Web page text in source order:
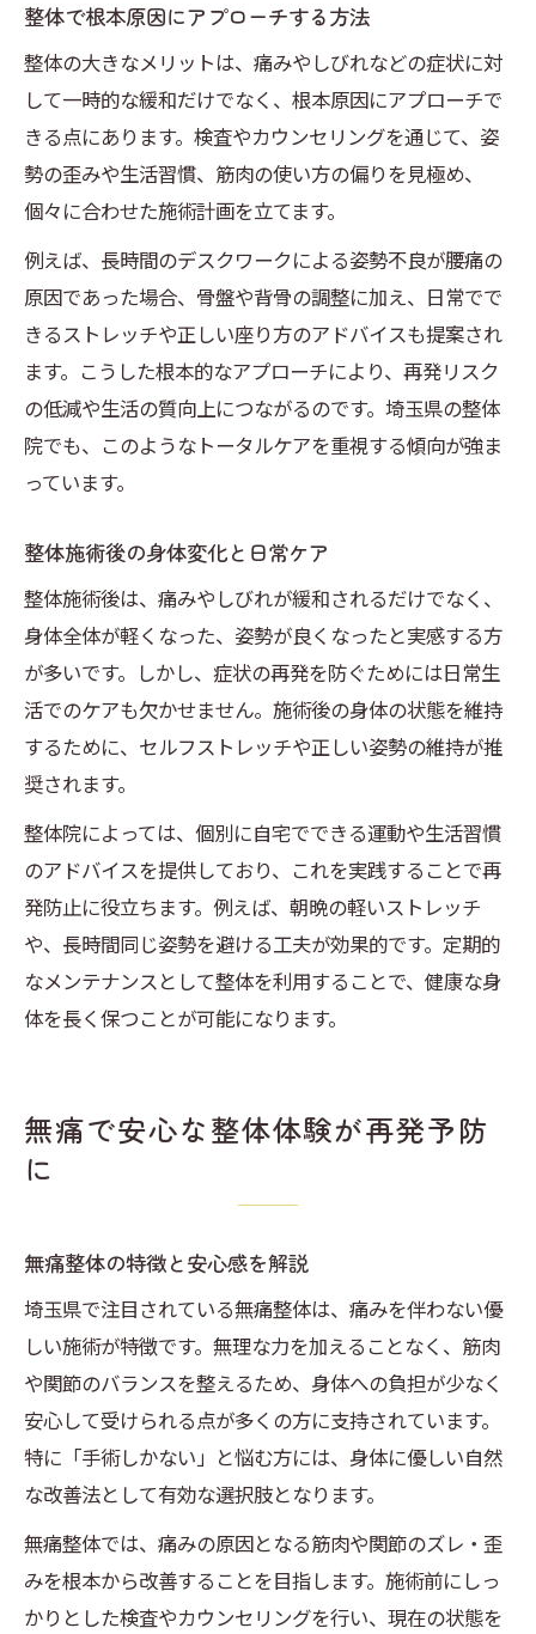
整体で根本原因にアプローチする方法
整体の大きなメリットは、痛みやしびれなどの症状に対
して一時的な緩和だけでなく、根本原因にアプローチで
きる点にあります。検査やカウンセリングを通じて、姿
勢の歪みや生活習慣、筋肉の使い方の偏りを見極め、
個々に合わせた施術計画を立てます。
例えば、長時間のデスクワークによる姿勢不良が腰痛の
原因であった場合、骨盤や背骨の調整に加え、日常でで
きるストレッチや正しい座り方のアドバイスも提案され
ます。こうした根本的なアプローチにより、再発リスク
の低減や生活の質向上につながるのです。埼玉県の整体
院でも、このようなトータルケアを重視する傾向が強ま
っています。
整体施術後の身体変化と日常ケア
整体施術後は、痛みやしびれが緩和されるだけでなく、
身体全体が軽くなった、姿勢が良くなったと実感する方
が多いです。しかし、症状の再発を防ぐためには日常生
活でのケアも欠かせません。施術後の身体の状態を維持
するために、セルフストレッチや正しい姿勢の維持が推
奨されます。
整体院によっては、個別に自宅でできる運動や生活習慣
のアドバイスを提供しており、これを実践することで再
発防止に役立ちます。例えば、朝晩の軽いストレッチ
や、長時間同じ姿勢を避ける工夫が効果的です。定期的
なメンテナンスとして整体を利用することで、健康な身
体を長く保つことが可能になります。
無痛で安心な整体体験が再発予防
に
無痛整体の特徴と安心感を解説
埼玉県で注目されている無痛整体は、痛みを伴わない優
しい施術が特徴です。無理な力を加えることなく、筋肉
や関節のバランスを整えるため、身体への負担が少なく
安心して受けられる点が多くの方に支持されています。
特に「手術しかない」と悩む方には、身体に優しい自然
な改善法として有効な選択肢となります。
無痛整体では、痛みの原因となる筋肉や関節のズレ・歪
みを根本から改善することを目指します。施術前にしっ
かりとした検査やカウンセリングを行い、現在の状態を